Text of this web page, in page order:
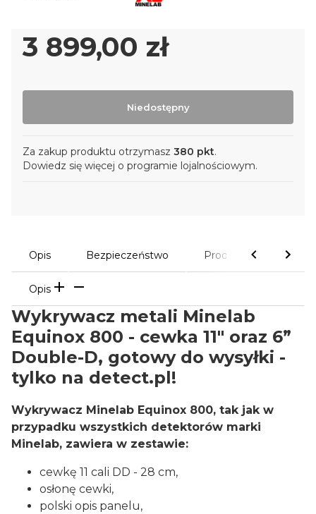
Cena
3 899,00 zł
Niedostępny
Za zakup produktu otrzymasz 380 pkt.
Dowiedz się więcej o programie lojalnościowym.
Opis Bezpieczeństwo Produkty powiązane
Opis
Wykrywacz metali Minelab
Equinox 800 - cewka 11" oraz 6”
Double-D, gotowy do wysyłki -
tylko na detect.pl!
Wykrywacz Minelab Equinox 800, tak jak w
przypadku wszystkich detektorów marki
Minelab, zawiera w zestawie:
cewkę 11 cali DD - 28 cm,
osłonę cewki,
polski opis panelu,